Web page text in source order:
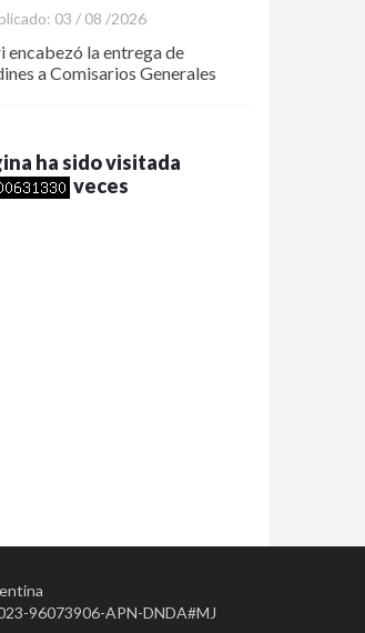
03 / 08 /2026
encabezó la entrega de
a Comisarios Generales
ha sido visitada
veces
96073906-APN-DNDA#MJ